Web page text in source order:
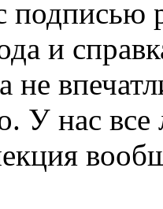
подписью
и
не
У нас